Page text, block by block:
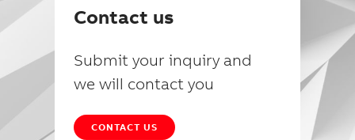
Contact us
Submit your inquiry and
we will contact you
CONTACT US